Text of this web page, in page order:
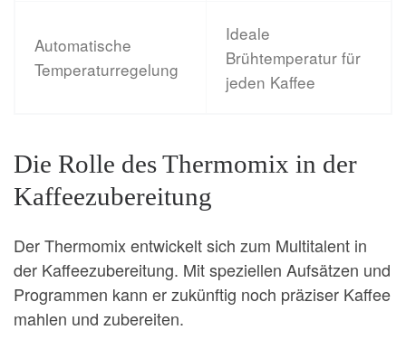
Automatische
Temperaturregelung
Ideale
Brühtemperatur für
jeden Kaffee
Die Rolle des Thermomix in der
Kaffeezubereitung
Der Thermomix entwickelt sich zum Multitalent in
der Kaffeezubereitung. Mit speziellen Aufsätzen und
Programmen kann er zukünftig noch präziser Kaffee
mahlen und zubereiten.